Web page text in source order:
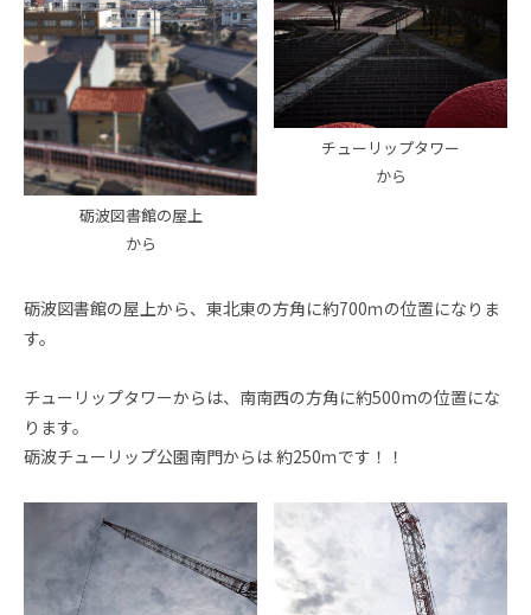
砺波図書館の屋上
から
チューリップタワー
から
砺波図書館の屋上から、東北東の方角に約700ｍの位置になりま
す。
チューリップタワーからは、南南西の方角に約500mの位置にな
ります。
砺波チューリップ公園南門からは 約250ｍです！！